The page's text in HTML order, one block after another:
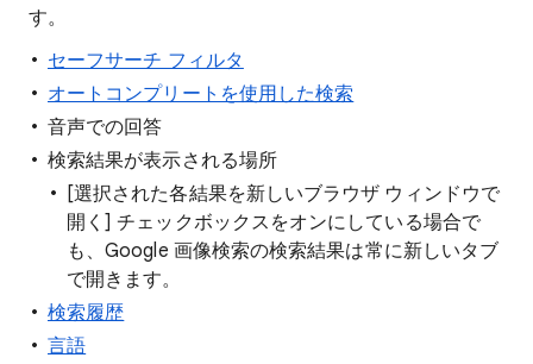
す。
セーフサーチ フィルタ
オートコンプリートを使用した検索
音声での回答
検索結果が表示される場所
[選択された各結果を新しいブラウザ ウィンドウで
開く] チェックボックスをオンにしている場合で
も、Google 画像検索の検索結果は常に新しいタブ
で開きます。
検索履歴
言語